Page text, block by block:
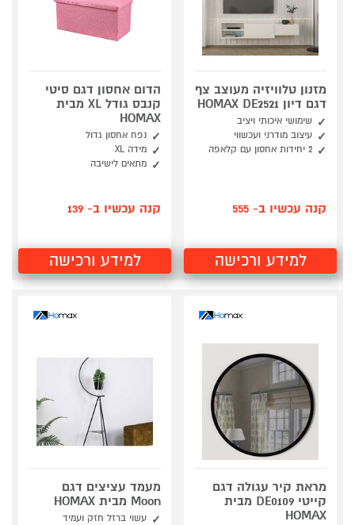
מזנון טלוויזיה מעוצב צף
דגם דיון HOMAX DE2521
שימושי איכותי ויציב
עיצוב מודרני ועכשווי
2 יחידות אחסון עם קלאפה
קנה עכשיו ב- 555
למידע ורכישה
הדום אחסון דגם סיטי
קנבס גודל XL מבית
HOMAX
נפח אחסון גדול
מידה XL
מתאים לישיבה
קנה עכשיו ב- 139
למידע ורכישה
מראת קיר עגולה דגם
קייטי DE0109 מבית
HOMAX
מעמד עציצים דגם
Moon מבית HOMAX
עשוי ברזל חזק ועמיד